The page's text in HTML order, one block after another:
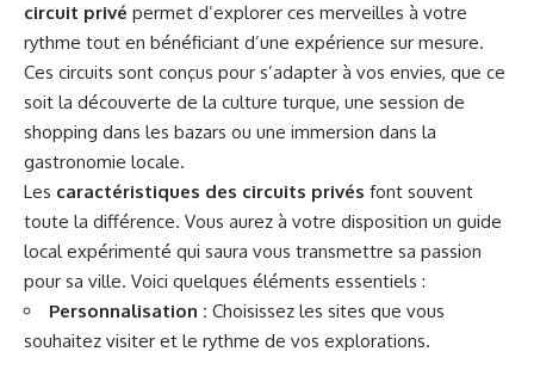
circuit privé permet d’explorer ces merveilles à votre
rythme tout en bénéficiant d’une expérience sur mesure.
Ces circuits sont conçus pour s’adapter à vos envies, que ce
soit la découverte de la culture turque, une session de
shopping dans les bazars ou une immersion dans la
gastronomie locale.
Les caractéristiques des circuits privés font souvent
toute la différence. Vous aurez à votre disposition un guide
local expérimenté qui saura vous transmettre sa passion
pour sa ville. Voici quelques éléments essentiels :
Personnalisation : Choisissez les sites que vous
souhaitez visiter et le rythme de vos explorations.